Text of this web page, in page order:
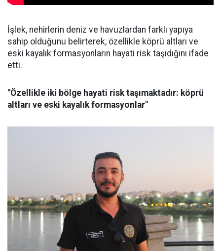
İşlek, nehirlerin deniz ve havuzlardan farklı yapıya
sahip olduğunu belirterek, özellikle köprü altları ve
eski kayalık formasyonların hayati risk taşıdığını ifade
etti.
"Özellikle iki bölge hayati risk taşımaktadır: köprü
altları ve eski kayalık formasyonlar"